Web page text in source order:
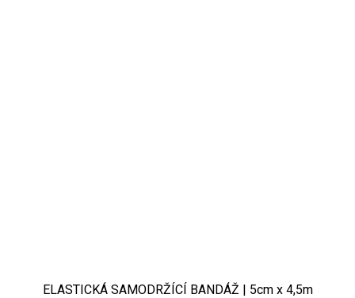
ELASTICKÁ SAMODRŽÍCÍ BANDÁŽ | 5cm x 4,5m